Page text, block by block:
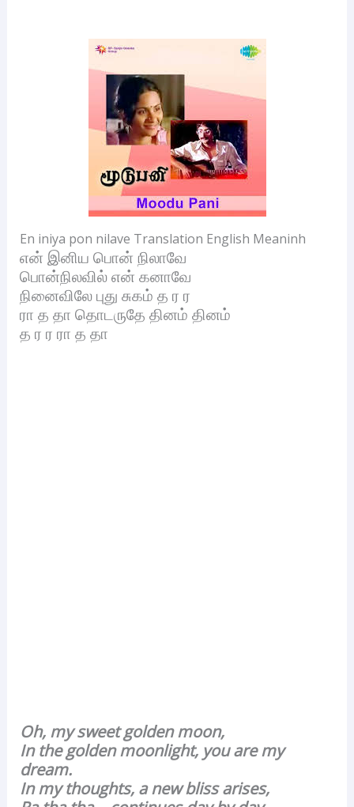
En iniya pon nilave Translation English Meaninh
என் இனிய பொன் நிலாவே
பொன்நிலவில் என் கனாவே
நினைவிலே புது சுகம் த ர ர
ரா த தா தொடருதே தினம் தினம்
த ர ர ரா த தா
Oh, my sweet golden moon,
In the golden moonlight, you are my
dream.
In my thoughts, a new bliss arises,